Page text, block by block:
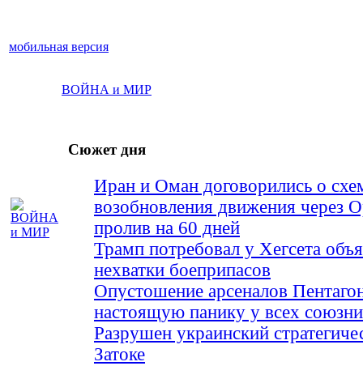
мобильная версия
ВОЙНА и МИР
Сюжет дня
Иран и Оман договорились о
возобновления движения через
пролив на 60 дней
Трамп потребовал у Хегсета
нехватки боеприпасов
Опустошение арсеналов
настоящую панику у всех
Разрушен украинский
Затоке